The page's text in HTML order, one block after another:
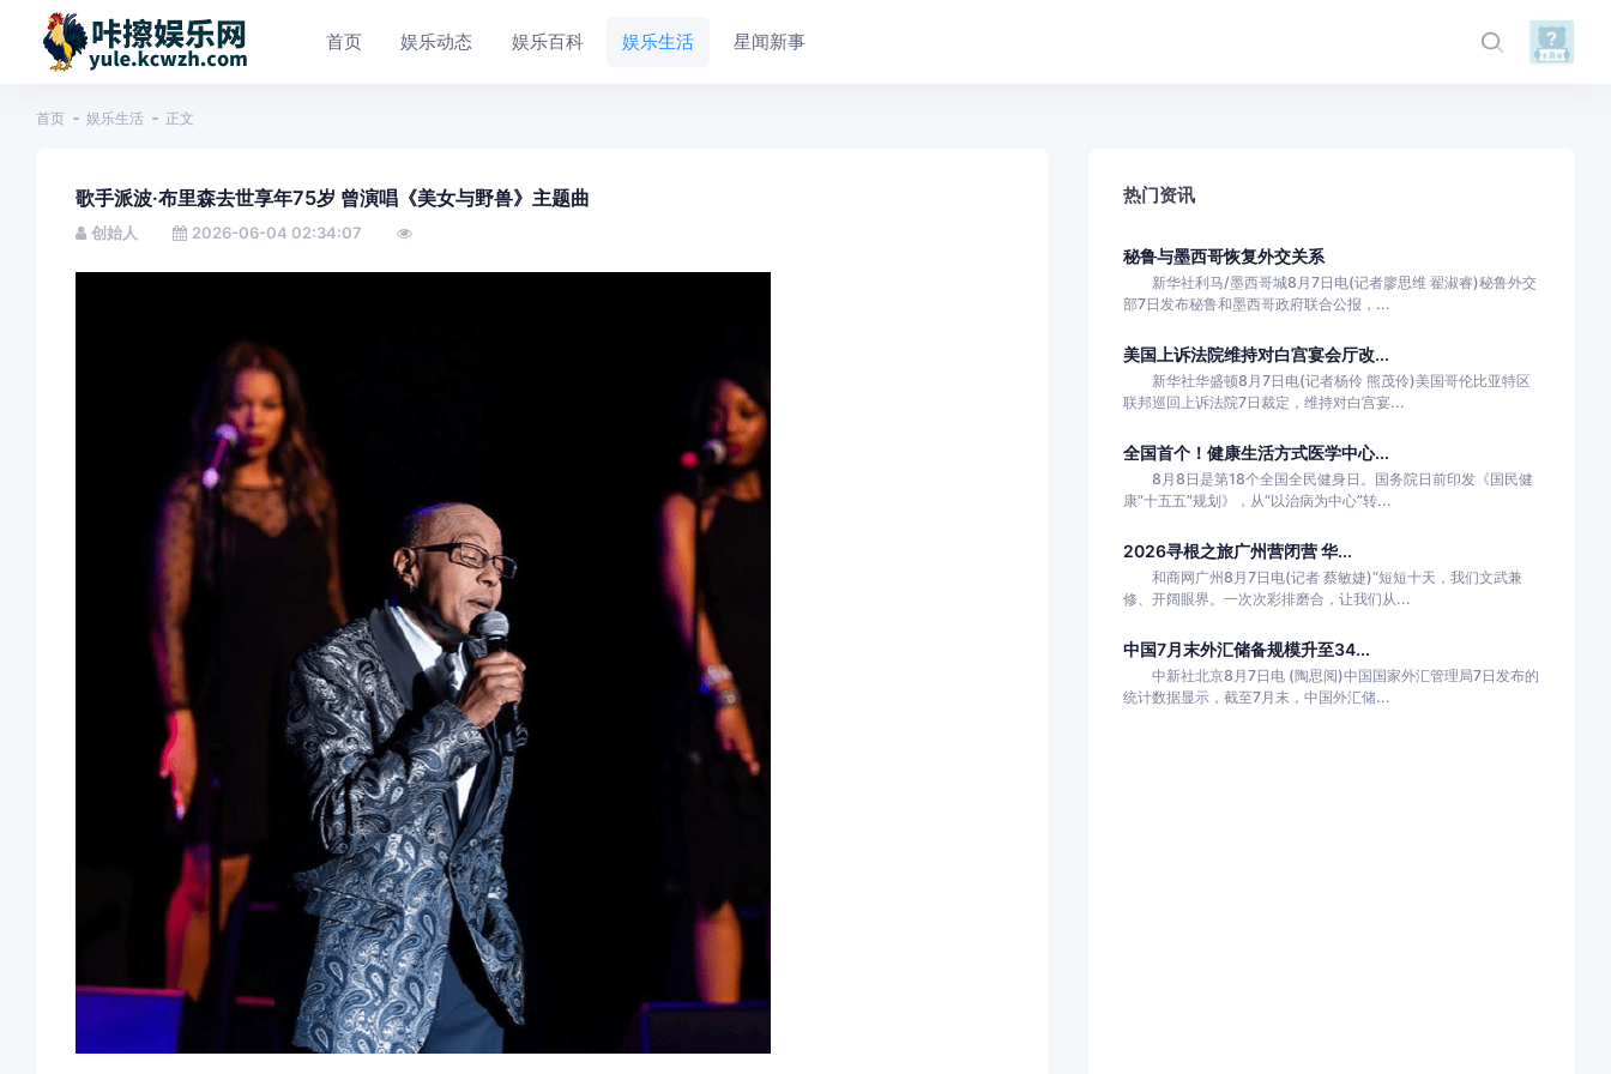
首页 娱乐动态 娱乐百科 娱乐生活 星闻新事
首页 娱乐生活 正文
歌手派波·布里森去世享年75岁 曾演唱《美女与野兽》主题曲
创始人 2026-06-04 02:34:07
热门资讯
秘鲁与墨西哥恢复外交关系
新华社利马/墨西哥城8月7日电(记者廖思维 翟淑睿)秘鲁外交
部7日发布秘鲁和墨西哥政府联合公报，...
美国上诉法院维持对白宫宴会厅改...
新华社华盛顿8月7日电(记者杨伶 熊茂伶)美国哥伦比亚特区
联邦巡回上诉法院7日裁定，维持对白宫宴...
全国首个！健康生活方式医学中心...
8月8日是第18个全国全民健身日。国务院日前印发《国民健
康“十五五”规划》，从“以治病为中心”转...
2026寻根之旅广州营闭营 华...
和商网广州8月7日电(记者 蔡敏婕)“短短十天，我们文武兼
修、开阔眼界。一次次彩排磨合，让我们从...
中国7月末外汇储备规模升至34...
中新社北京8月7日电 (陶思阅)中国国家外汇管理局7日发布的
统计数据显示，截至7月末，中国外汇储...